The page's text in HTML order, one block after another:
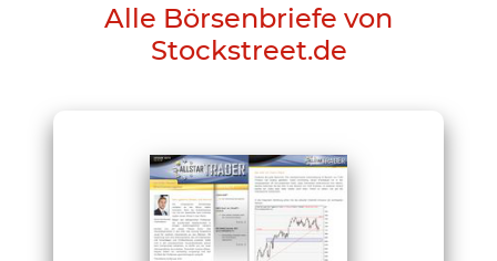
Alle Börsenbriefe von
Stockstreet.de